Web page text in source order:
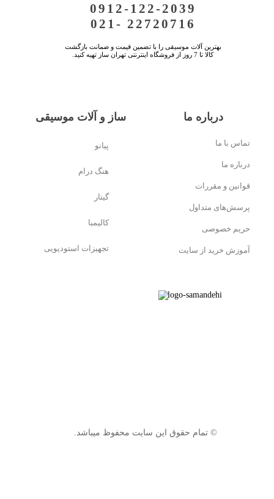
0912-122-2039
021- 22720716
بهترین آلات موسیقی را با تضمین قیمت و ضمانت بازگشت
کالا تا 7 روز از فروشگاه اینترنتی تهران ساز تهیه کنید.
تماس با ما
درباره ما
قوانین و مقررات
پرسش‌های متداول
حریم خصوصی
آموزش خرید از سایت
درباره ما ساز و آلات موسیقی
پیانو
هنگ درام
گیتار
کالیمبا
تجهیزات استودیویی
© تمام حقوق این سایت محفوظ میباشد.